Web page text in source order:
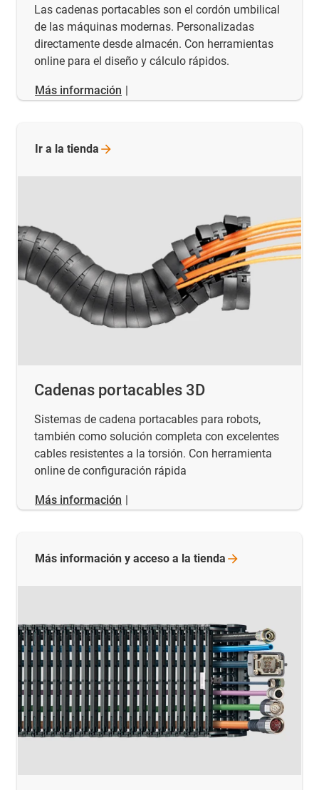
Las cadenas portacables son el cordón umbilical
de las máquinas modernas. Personalizadas
directamente desde almacén. Con herramientas
online para el diseño y cálculo rápidos.
Más información |
Cadenas portacables 3D
Sistemas de cadena portacables para robots,
también como solución completa con excelentes
cables resistentes a la torsión. Con herramienta
online de configuración rápida
Más información |
Ir a la tienda
Más información y acceso a la tienda